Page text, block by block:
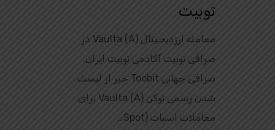
توبیت
معامله ارزدیجیتال Vaulta (A) در
صرافی توبیت آکادمی توبیت ایران.
صرافی جهانی Toobit خبر از لیست
شدن رسمی توکن Vaulta (A) برای
معاملات اسپات (Spot…